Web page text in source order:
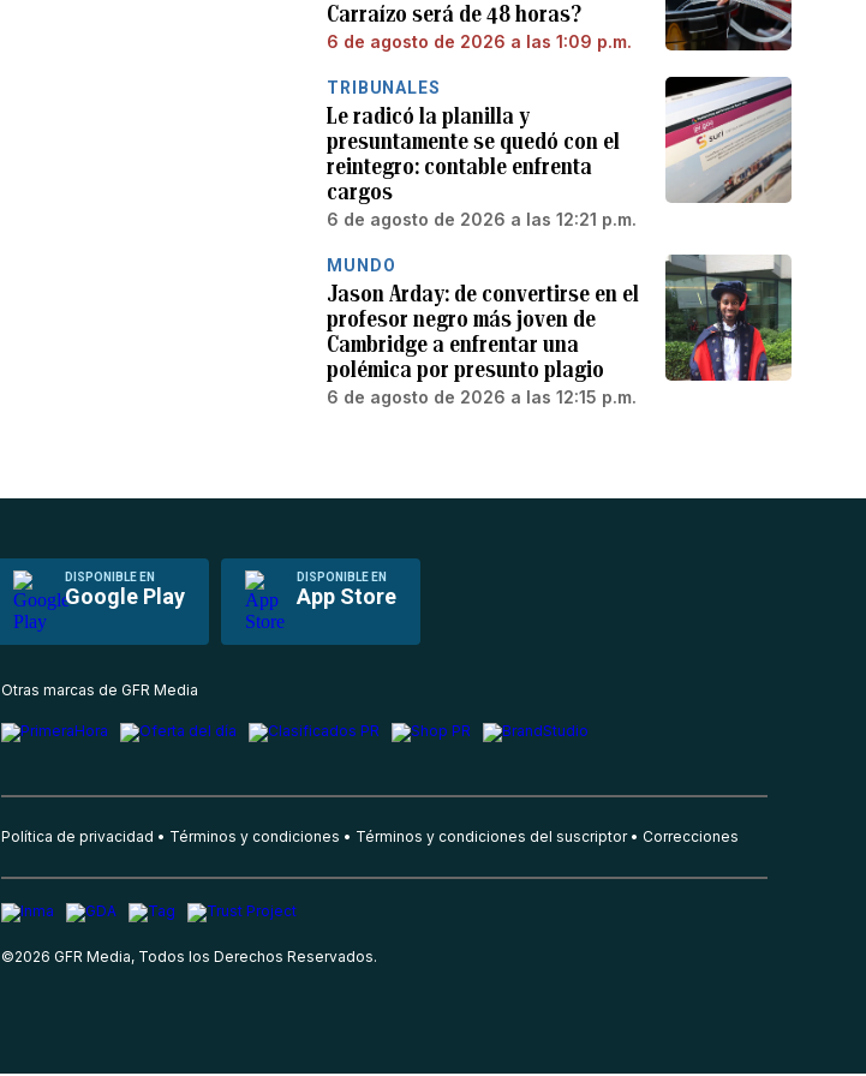
Carraízo será de 48 horas?
6 de agosto de 2026 a las 1:09 p.m.
TRIBUNALES
Le radicó la planilla y
presuntamente se quedó con el
reintegro: contable enfrenta
cargos
6 de agosto de 2026 a las 12:21 p.m.
MUNDO
Jason Arday: de convertirse en el
profesor negro más joven de
Cambridge a enfrentar una
polémica por presunto plagio
6 de agosto de 2026 a las 12:15 p.m.
DISPONIBLE EN
Google Play
DISPONIBLE EN
App Store
Otras marcas de GFR Media
Política de privacidad Términos y condiciones Términos y condiciones del suscriptor Correcciones
©2026 GFR Media, Todos los Derechos Reservados.